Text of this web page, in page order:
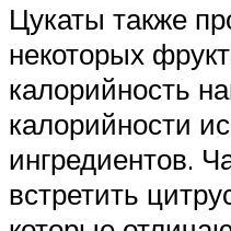
Цукаты также
некоторых
калорийность
калорийности
ингредиентов.
встретить